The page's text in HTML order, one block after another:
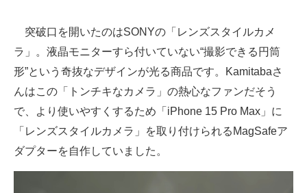
突破口を開いたのはSONYの「レンズスタイルカメ
ラ」。液晶モニターすら付いていない“撮影できる円筒
形”という奇抜なデザインが光る商品です。Kamitabaさ
んはこの「トンチキなカメラ」の熱心なファンだそう
で、より使いやすくするため「iPhone 15 Pro Max」に
「レンズスタイルカメラ」を取り付けられるMagSafeア
ダプターを自作していました。